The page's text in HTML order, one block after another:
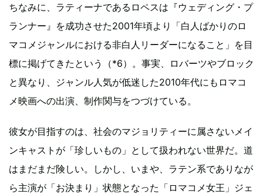
ちなみに、ラティーナであるロペスは『ウェディング・プ
ランナー』を成功させた2001年頃より「白人ばかりのロ
マコメジャンルにおける非白人リーダーになること」を目
標に掲げてきたという（*6）。事実、ロバーツやブロック
と異なり、ジャンル人気が低迷した2010年代にもロマコ
メ映画への出演、制作関与をつづけている。
彼女が目指すのは、社会のマジョリティーに属さないメイ
ンキャストが「珍しいもの」として扱われない世界だ。道
はまだまだ険しい。しかし、いまや、ラテン系でありなが
ら主演が「お決まり」状態となった「ロマコメ女王」ジェ